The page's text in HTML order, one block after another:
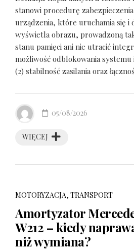
stanowi procedurę
urządzenia, które uruchamia się i
wyświetla obrazu, prowadzoną
stanu pamięci ani nie utracić
możliwość odblokowania
(2) stabilność zasilania oraz
WIĘCEJ
05/08/2026
MOTORYZACJA, TRANSPORT
Amortyzator
W212 – kiedy
niż wymiana?